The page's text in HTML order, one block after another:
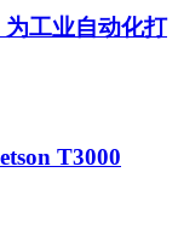
工业自动化打
T3000